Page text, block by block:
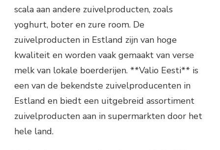
scala aan andere zuivelproducten, zoals
yoghurt, boter en zure room. De
zuivelproducten in Estland zijn van hoge
kwaliteit en worden vaak gemaakt van verse
melk van lokale boerderijen. **Valio Eesti** is
een van de bekendste zuivelproducenten in
Estland en biedt een uitgebreid assortiment
zuivelproducten aan in supermarkten door het
hele land.